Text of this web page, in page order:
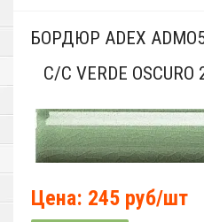
БОРДЮР ADEX
C/C VERDE
Цена: 245 руб/шт